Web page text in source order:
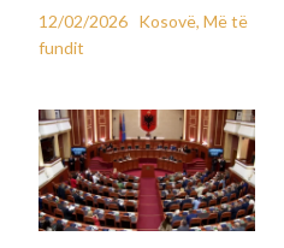
12/02/2026 Kosovë,Më të
fundit